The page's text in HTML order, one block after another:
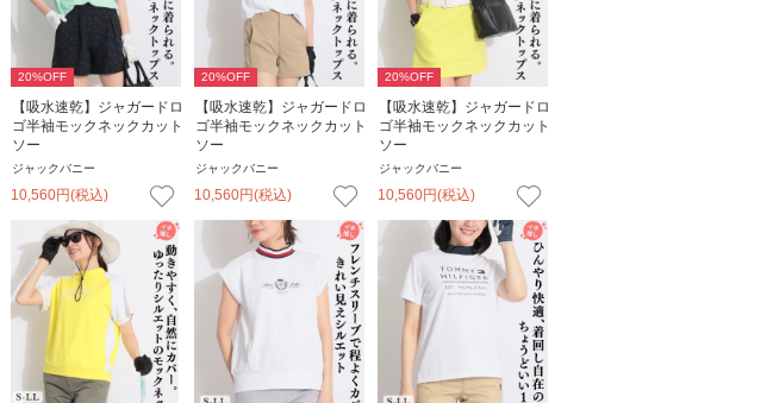
20%OFF
【吸水速乾】ジャガードロ
ゴ半袖モックネックカット
ソー
ジャックバニー
10,560円(税込)
20%OFF
【吸水速乾】ジャガードロ
ゴ半袖モックネックカット
ソー
ジャックバニー
10,560円(税込)
20%OFF
【吸水速乾】ジャガードロ
ゴ半袖モックネックカット
ソー
ジャックバニー
10,560円(税込)